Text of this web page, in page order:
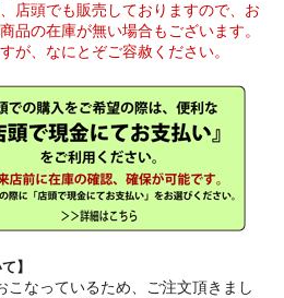
店頭でも販売しておりますので、お
品の在庫が無い場合もございます。
が、なにとぞご容赦ください。
】
こなっているため、ご注文頂きまし